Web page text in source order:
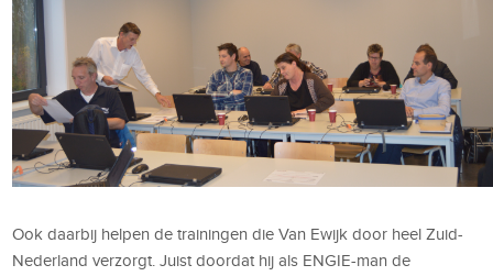
Ook daarbij helpen de trainingen die Van Ewijk door heel Zuid-
Nederland verzorgt. Juist doordat hij als ENGIE-man de